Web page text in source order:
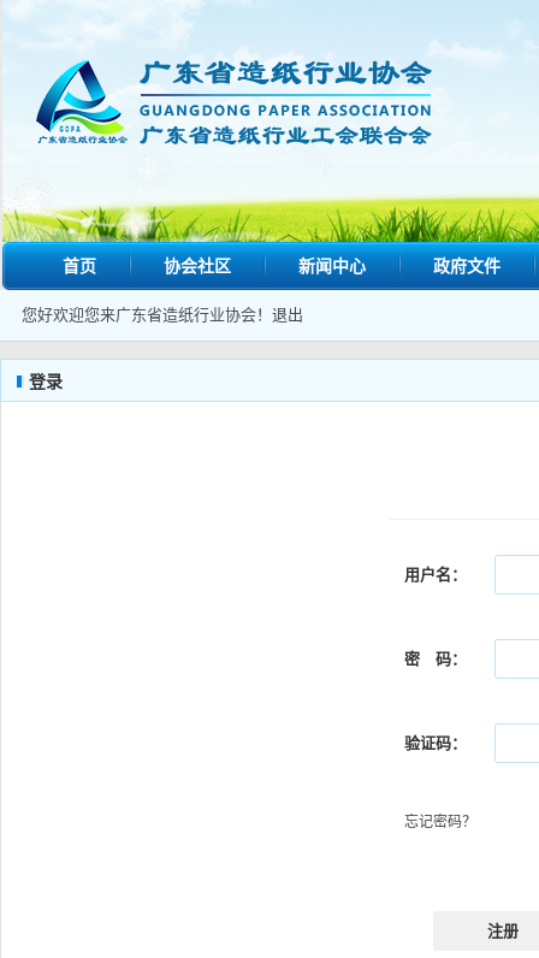
首页 协会社区 新闻中心 政府文件
您好欢迎您来广东省造纸行业协会！ 退出
登录
用户名：
密 码：
验证码：
忘记密码？
注册